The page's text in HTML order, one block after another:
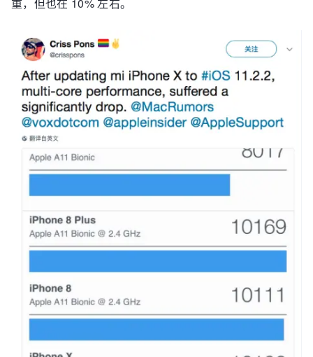
重，但也在 10% 左右。